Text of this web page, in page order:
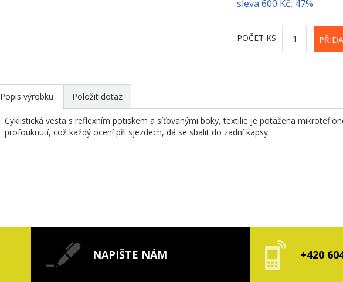
sleva 600 Kč, 47%
POČET KS
Popis výrobku Položit dotaz
Cyklistická vesta s reflexním potiskem a síťovanými boky, textilie je potažena
profouknutí, což každý ocení při sjezdech, dá se sbalit do zadní kapsy.
NAPIŠTE NÁM +420